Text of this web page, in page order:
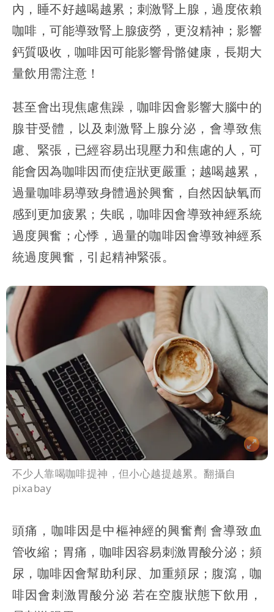
內，睡不好越喝越累；刺激腎上腺，過度依賴
咖啡，可能導致腎上腺疲勞，更沒精神；影響
鈣質吸收，咖啡因可能影響骨骼健康，長期大
量飲用需注意！
甚至會出現焦慮焦躁，咖啡因會影響大腦中的
腺苷受體，以及刺激腎上腺分泌，會導致焦
慮、緊張，已經容易出現壓力和焦慮的人，可
能會因為咖啡因而使症狀更嚴重；越喝越累，
過量咖啡易導致身體過於興奮，自然因缺氧而
感到更加疲累；失眠，咖啡因會導致神經系統
過度興奮；心悸，過量的咖啡因會導致神經系
統過度興奮，引起精神緊張。
不少人靠喝咖啡提神，但小心越提越累。翻攝自
pixabay
頭痛，咖啡因是中樞神經的興奮劑 會導致血
管收縮；胃痛，咖啡因容易刺激胃酸分泌；頻
尿，咖啡因會幫助利尿、加重頻尿；腹瀉，咖
啡因會刺激胃酸分泌 若在空腹狀態下飲用，